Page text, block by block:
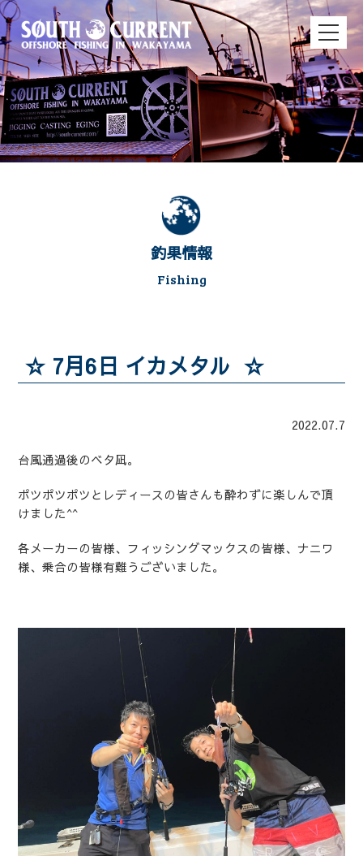
釣果情報
Fishing
☆ 7月6日 イカメタル ☆
2022.07.7
台風通過後のベタ凪。
ポツポツポツとレディースの皆さんも酔わずに楽しんで頂
けました^^
各メーカーの皆様、フィッシングマックスの皆様、ナニワ
様、乗合の皆様有難うございました。